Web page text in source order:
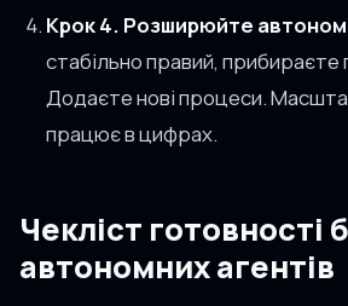
Крок 4. Розширюйте
стабільно правий,
Додаєте нові процеси.
працює в цифрах.
Чекліст готовності
автономних агентів